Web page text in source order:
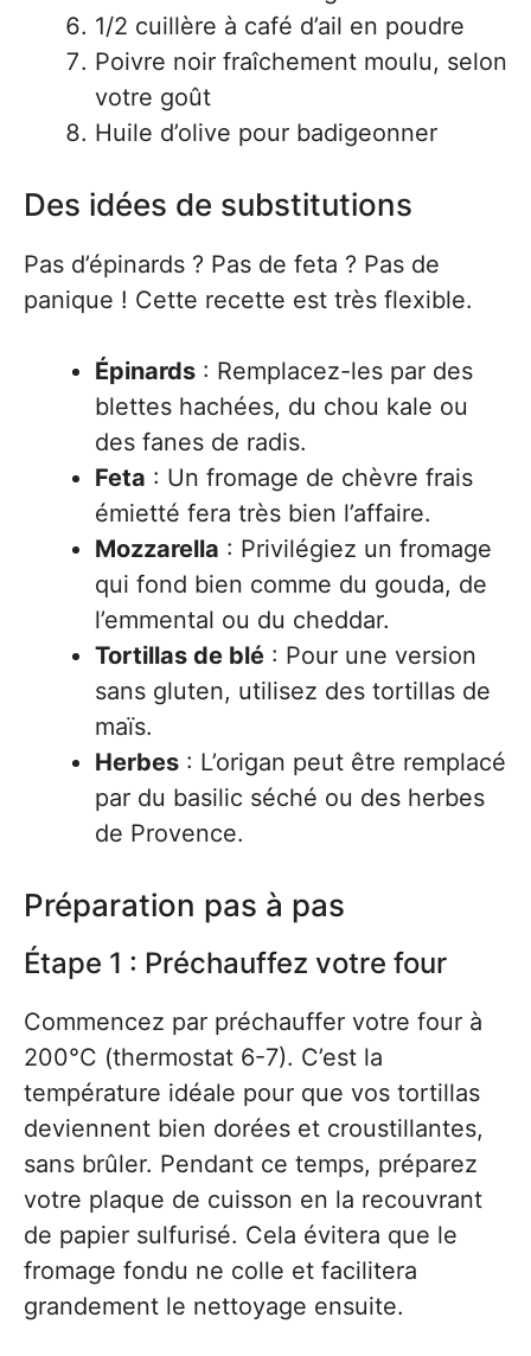
1/2 cuillère à café d’ail en poudre
Poivre noir fraîchement moulu, selon
votre goût
Huile d’olive pour badigeonner
Des idées de substitutions
Pas d’épinards ? Pas de feta ? Pas de
panique ! Cette recette est très flexible.
Épinards : Remplacez-les par des
blettes hachées, du chou kale ou
des fanes de radis.
Feta : Un fromage de chèvre frais
émietté fera très bien l’affaire.
Mozzarella : Privilégiez un fromage
qui fond bien comme du gouda, de
l’emmental ou du cheddar.
Tortillas de blé : Pour une version
sans gluten, utilisez des tortillas de
maïs.
Herbes : L’origan peut être remplacé
par du basilic séché ou des herbes
de Provence.
Préparation pas à pas
Étape 1 : Préchauffez votre four
Commencez par préchauffer votre four à
200°C (thermostat 6-7). C’est la
température idéale pour que vos tortillas
deviennent bien dorées et croustillantes,
sans brûler. Pendant ce temps, préparez
votre plaque de cuisson en la recouvrant
de papier sulfurisé. Cela évitera que le
fromage fondu ne colle et facilitera
grandement le nettoyage ensuite.